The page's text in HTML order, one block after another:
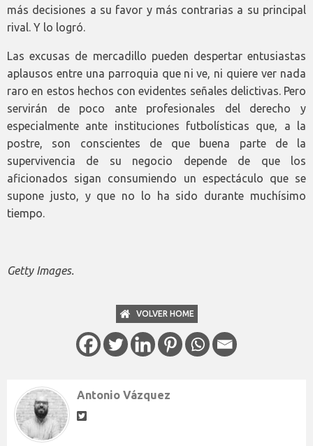
más decisiones a su favor y más contrarias a su principal
rival. Y lo logró.
Las excusas de mercadillo pueden despertar entusiastas
aplausos entre una parroquia que ni ve, ni quiere ver nada
raro en estos hechos con evidentes señales delictivas. Pero
servirán de poco ante profesionales del derecho y
especialmente ante instituciones futbolísticas que, a la
postre, son conscientes de que buena parte de la
supervivencia de su negocio depende de que los
aficionados sigan consumiendo un espectáculo que se
supone justo, y que no lo ha sido durante muchísimo
tiempo.
Getty Images.
VOLVER HOME
Antonio Vázquez